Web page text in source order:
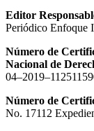
Editor
Periódico Enfoque
Número de
Nacional de
Número de
No. 17112